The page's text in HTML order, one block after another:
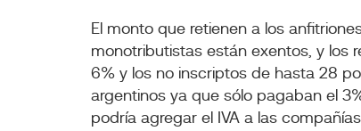
El monto que retienen a los
monotributistas están exentos, y los
6% y los no inscriptos de hasta 28
argentinos ya que sólo pagaban el
podría agregar el IVA a las